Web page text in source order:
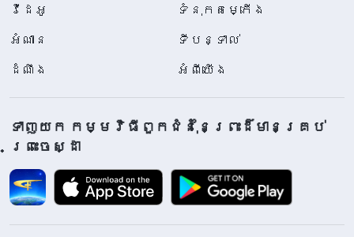
វីដេអូ
ទំនុកតម្កើង
អំណាន
ទីបន្ទាល់
ដំណឹង
អំពីយើង
ទាញយក កម្មវិធីពួកជំនុំនៃព្រះដ៏មានគ្រប់
ព្រះចេស្ដា